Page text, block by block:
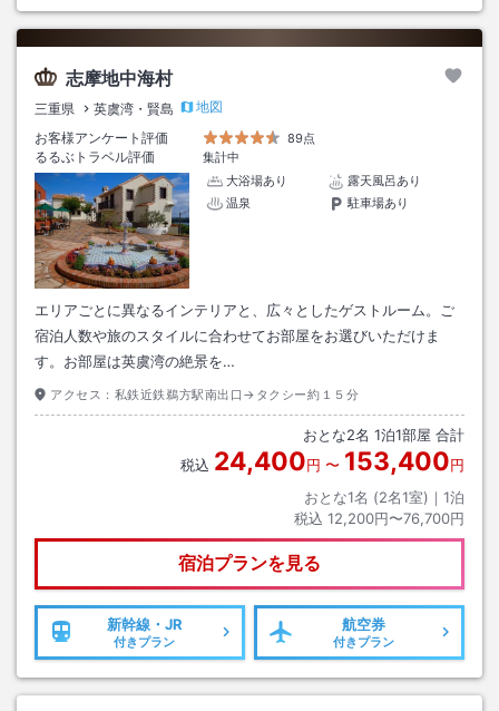
志摩地中海村
三重県 英虞湾・賢島
地図
お客様アンケート評価
89点
るるぶトラベル評価
集計中
大浴場あり
露天風呂あり
温泉
駐車場あり
エリアごとに異なるインテリアと、広々としたゲストルーム。ご
宿泊人数や旅のスタイルに合わせてお部屋をお選びいただけま
す。お部屋は英虞湾の絶景を…
アクセス： 私鉄近鉄鵜方駅南出口→タクシー約１５分
おとな2名 1泊1部屋 合計
税込 24,400円 〜 153,400円
おとな1名 (2名1室)｜ 1泊
税込 12,200円〜76,700円
宿泊プランを見る
新幹線・JR
付きプラン
航空券
付きプラン